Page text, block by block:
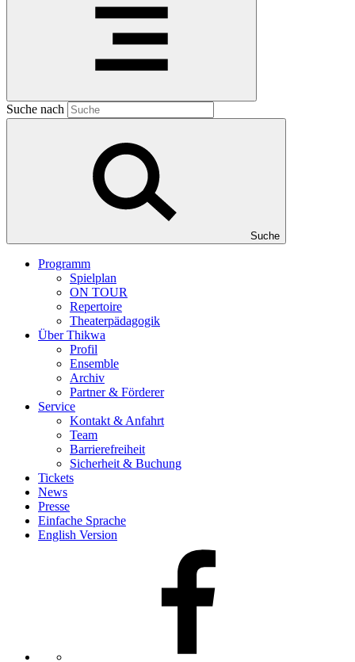
Suche nach
Suche
Programm
Spielplan
ON TOUR
Repertoire
Theaterpädagogik
Über Thikwa
Profil
Ensemble
Archiv
Partner & Förderer
Service
Kontakt & Anfahrt
Team
Barrierefreiheit
Sicherheit & Buchung
Tickets
News
Presse
Einfache Sprache
English Version